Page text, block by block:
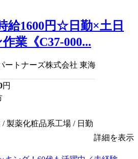
給1600円☆日勤×土日
業《C37-000...
ートナーズ株式会社 東海
円
製薬化粧品系工場 / 日勤
詳細を表示